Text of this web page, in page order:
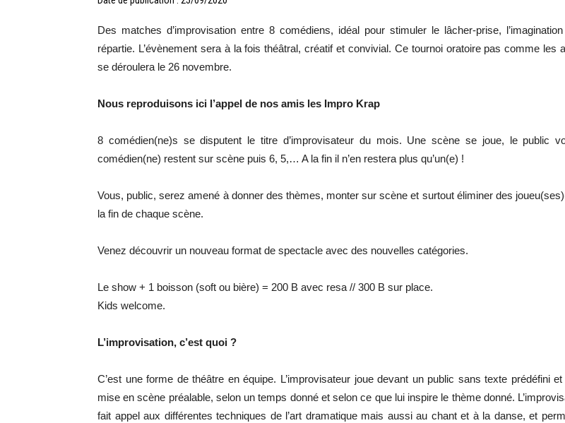
Des matches d’improvisation entre 8 comédiens, idéal pour stimuler le lâcher-prise,
répartie. L’évènement sera à la fois théâtral, créatif et convivial. Ce tournoi oratoire pas comme les
se déroulera le 26 novembre.
Nous reproduisons ici l’appel de nos amis les Impro Krap
8 comédien(ne)s se disputent le titre d’improvisateur du mois. Une scène se joue, le public
comédien(ne) restent sur scène puis 6, 5,… A la fin il n’en restera plus qu’un(e) !
Vous, public, serez amené à donner des thèmes, monter sur scène et surtout éliminer des
la fin de chaque scène.
Venez découvrir un nouveau format de spectacle avec des nouvelles catégories.
Le show + 1 boisson (soft ou bière) = 200 B avec resa // 300 B sur place.
Kids welcome.
L’improvisation, c’est quoi ?
C’est une forme de théâtre en équipe. L’improvisateur joue devant un public sans texte prédéfini
mise en scène préalable, selon un temps donné et selon ce que lui inspire le thème donné.
fait appel aux différentes techniques de l’art dramatique mais aussi au chant et à la danse, et